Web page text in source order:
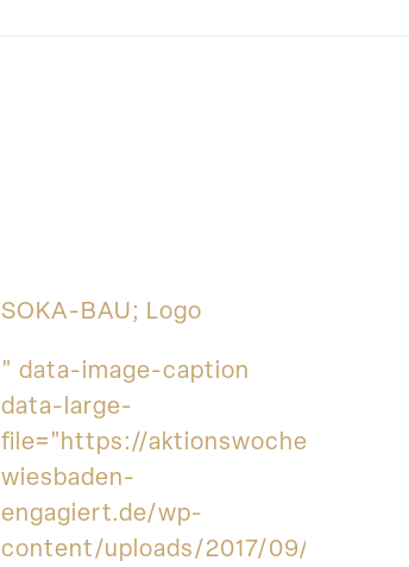
SOKA-BAU; Logo
" data-image-caption
data-large-
file="https://aktionswoche-
wiesbaden-
engagiert.de/wp-
content/uploads/2017/09/soka-